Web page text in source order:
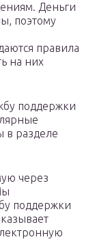
Деньги
поэтому
правила
на них
поддержки
в разделе
через
поддержки